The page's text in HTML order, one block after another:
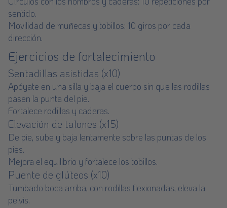
sentido.
Movilidad de muñecas y tobillos: 10 giros por cada
dirección.
Ejercicios de fortalecimiento
Sentadillas asistidas (x10)
Apóyate en una silla y baja el cuerpo sin que las rodillas
pasen la punta del pie.
Fortalece rodillas y caderas.
Elevación de talones (x15)
De pie, sube y baja lentamente sobre las puntas de los
pies.
Mejora el equilibrio y fortalece los tobillos.
Puente de glúteos (x10)
Tumbado boca arriba, con rodillas flexionadas, eleva la
pelvis.